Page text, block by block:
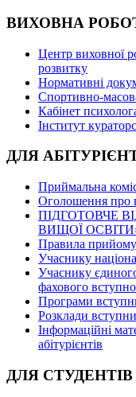
ВИХОВНА
Центр виховної
розвитку
Нормативні
Спортивно-
Кабінет
Інститут
ДЛЯ
Приймальна
Оголошення про
ПІДГОТОВЧЕ
ВИЩОЇ
Правила
Учаснику
Учаснику
фахового
Програми
Розклади
Інформаційні
абітурієнтів
ДЛЯ СТУДЕНТІВ